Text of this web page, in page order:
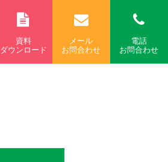
資料
ダウンロード
メール
お問合わせ
電話
お問合わせ